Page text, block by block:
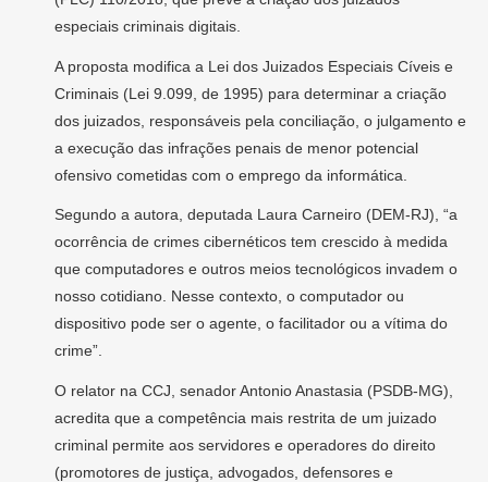
especiais criminais digitais.
A proposta modifica a Lei dos Juizados Especiais Cíveis e
Criminais (Lei 9.099, de 1995) para determinar a criação
dos juizados, responsáveis pela conciliação, o julgamento e
a execução das infrações penais de menor potencial
ofensivo cometidas com o emprego da informática.
Segundo a autora, deputada Laura Carneiro (DEM-RJ), “a
ocorrência de crimes cibernéticos tem crescido à medida
que computadores e outros meios tecnológicos invadem o
nosso cotidiano. Nesse contexto, o computador ou
dispositivo pode ser o agente, o facilitador ou a vítima do
crime”.
O relator na CCJ, senador Antonio Anastasia (PSDB-MG),
acredita que a competência mais restrita de um juizado
criminal permite aos servidores e operadores do direito
(promotores de justiça, advogados, defensores e